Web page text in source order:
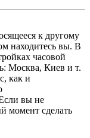
к другому
находитесь вы. В
часовой
Москва, Киев и т.
как и
вы не
момент сделать